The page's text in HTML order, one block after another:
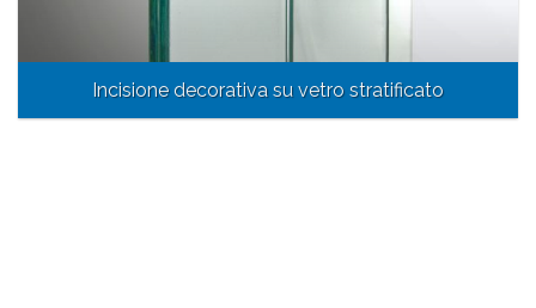
Incisione decorativa su vetro stratificato